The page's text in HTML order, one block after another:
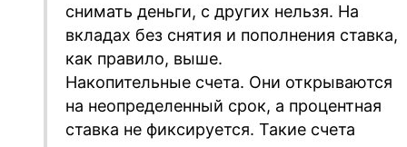
снимать деньги, с других нельзя. На
вкладах без снятия и пополнения ставка,
как правило, выше.
Накопительные счета. Они открываются
на неопределенный срок, а процентная
ставка не фиксируется. Такие счета